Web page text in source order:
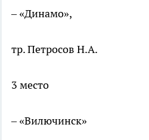
– «Динамо»,
тр. Петросов Н.А.
3 место
– «Вилючинск»